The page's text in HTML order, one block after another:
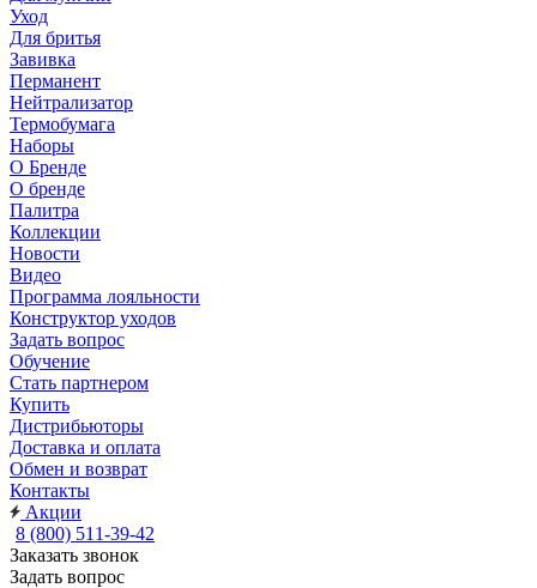
Уход
Для бритья
Завивка
Перманент
Нейтрализатор
Термобумага
Наборы
О Бренде
О бренде
Палитра
Коллекции
Новости
Видео
Программа лояльности
Конструктор уходов
Задать вопрос
Обучение
Стать партнером
Купить
Дистрибьюторы
Доставка и оплата
Обмен и возврат
Контакты
Акции
8 (800) 511-39-42
Заказать звонок
Задать вопрос